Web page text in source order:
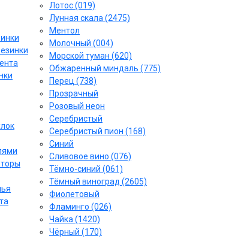
Лотос (019)
Лунная скала (2475)
Ментол
Молочный (004)
Морской туман (620)
Обжаренный миндаль (775)
Перец (738)
Прозрачный
Розовый неон
Серебристый
Серебристый пион (168)
Синий
Сливовое вино (076)
Тёмно-синий (061)
Тёмный виноград (2605)
Фиолетовый
Фламинго (026)
Чайка (1420)
Чёрный (170)